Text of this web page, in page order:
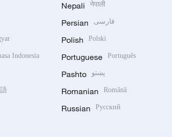
Indonesia
Nepali नेपाली
Persian فارسی
Polish Polski
Portuguese Português
Pashto پښتو
Romanian Română
Russian Русский